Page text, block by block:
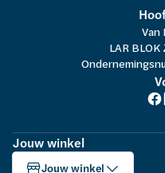
Van
LAR
Jouw winkel
Jouw winkel